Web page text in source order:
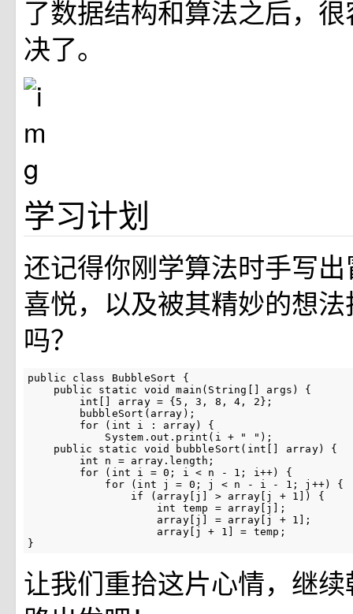
了数据结构和算法之后，
决了。
学习计划
还记得你刚学算法时手写
喜悦，以及被其精妙的想
吗？
public class BubbleSort {
    public static void main(String[] args) {
        int[] array = {5, 3, 8, 4, 2};
        bubbleSort(array);
        for (int i : array) {
            System.out.print(i + " ");
    public static void bubbleSort(int[] array) {
        int n = array.length;
        for (int i = 0; i < n - 1; i++) {
            for (int j = 0; j < n - i - 1; j++) {
                if (array[j] > array[j + 1]) {
                    int temp = array[j];
                    array[j] = array[j + 1];
                    array[j + 1] = temp;
}
让我们重拾这片心情，继